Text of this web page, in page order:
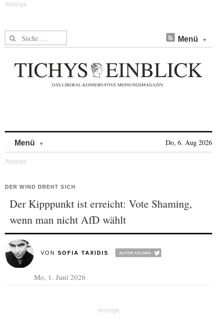
Suche nach: Menü
Menü Do, 6. Aug 2026
DER WIND DREHT SICH
Der Kipppunkt ist erreicht: Vote Shaming,
wenn man nicht AfD wählt
VON SOFIA TAXIDIS
Mo, 1. Juni 2026